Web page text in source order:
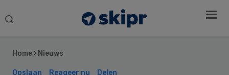
Search
Home › Nieuws
Opslaan Reageer nu Delen
Sidebar